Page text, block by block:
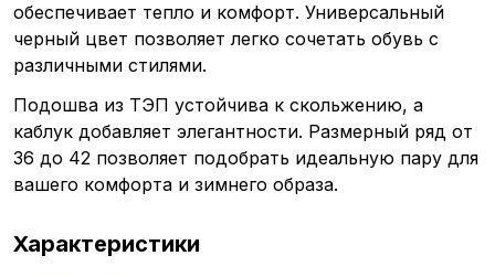
обеспечивает тепло и комфорт. Универсальный
черный цвет позволяет легко сочетать обувь с
различными стилями.
Подошва из ТЭП устойчива к скольжению, а
каблук добавляет элегантности. Размерный ряд от
36 до 42 позволяет подобрать идеальную пару для
вашего комфорта и зимнего образа.
Характеристики